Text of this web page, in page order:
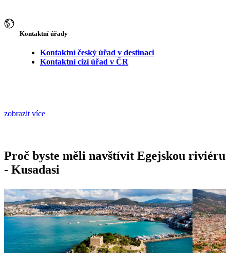
Kontaktní úřady
Kontaktní český úřad v destinaci
Kontaktní cizí úřad v ČR
zobrazit více
Proč byste měli navštívit Egejskou riviéru
- Kusadasi